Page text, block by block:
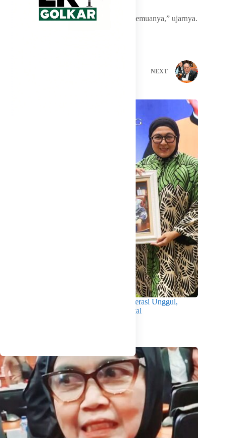
“Ya risiko pejabat publik harus menerima semuanya,” ujarnya.
NEXT
Wabup Intan Dorong Mahasiswa Jadi Generasi Unggul,
Berkarakter dan Sadar Hukum di Era Digital